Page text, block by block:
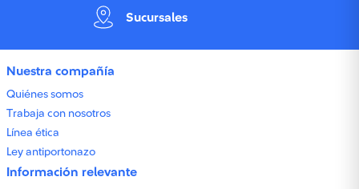
Sucursales
Nuestra compañía
Quiénes somos
Trabaja con nosotros
Línea ética
Ley antiportonazo
Información relevante